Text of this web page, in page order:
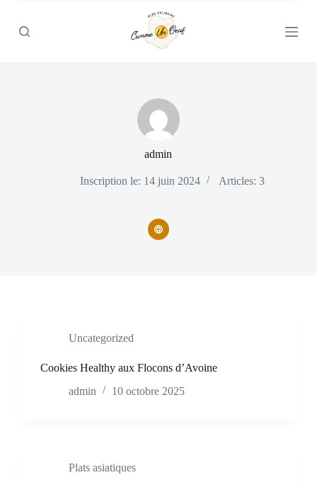
e
admin
Inscription le: 14 juin 2024 Articles: 3
Uncategorized
Cookies Healthy aux Flocons d’Avoine
admin
10 octobre 2025
Plats asiatiques